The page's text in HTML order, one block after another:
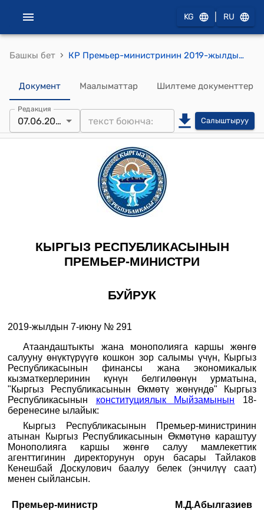
KG RU
Башкы бет › КР Премьер-министринин 2019-жылдын 7-июнундагы № 291 (Кыргыз Республикасынын Премьер-министринин атынан баалуу белек менен сыйлоо жөнүндө) буйругу
Документ Маалыматтар Шилтеме документтер
Редакция
07.06.2019 Салыштыруу